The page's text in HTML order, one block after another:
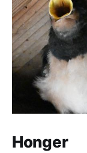
Honger